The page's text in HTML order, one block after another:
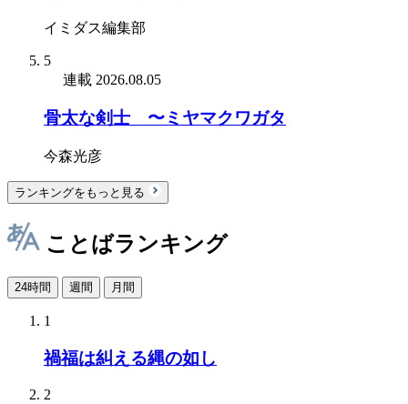
イミダス編集部
5
連載 2026.08.05
骨太な剣士 〜ミヤマクワガタ
今森光彦
ランキングをもっと見る
ことばランキング
24時間 週間 月間
1
禍福は糾える縄の如し
2